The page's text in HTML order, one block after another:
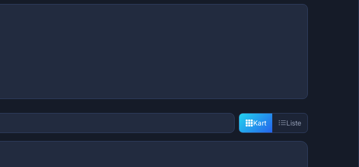
Kart Liste